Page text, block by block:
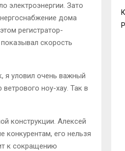
электроэнергии. Зато
дома
регистратор-
скорость
я уловил очень важный
ноу-хау. Так в
конструкции. Алексей
конкурентам, его нельзя
к сокращению